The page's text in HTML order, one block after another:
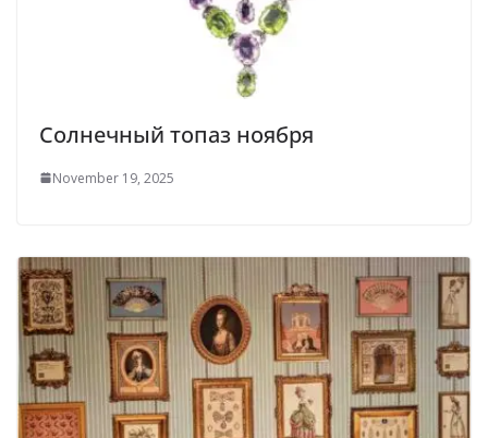
Солнечный топаз ноября
November 19, 2025